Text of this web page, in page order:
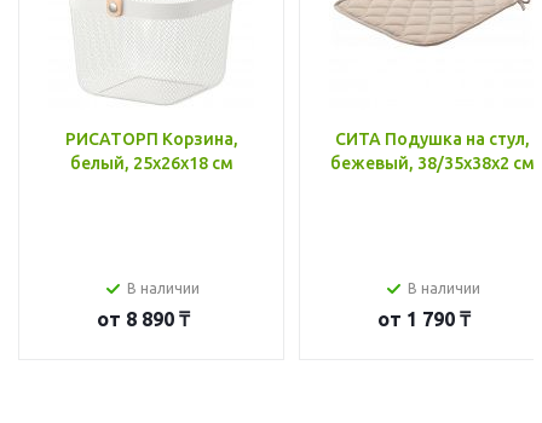
РИСАТОРП Корзина,
белый, 25x26x18 см
В наличии
от 8 890 ₸
СИТА Подушка на стул,
бежевый, 38/35x38x2 см
В наличии
от 1 790 ₸